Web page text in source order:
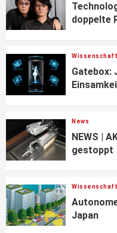
doppelte
Gatebox:
News
NEWS |
gestoppt
Japan